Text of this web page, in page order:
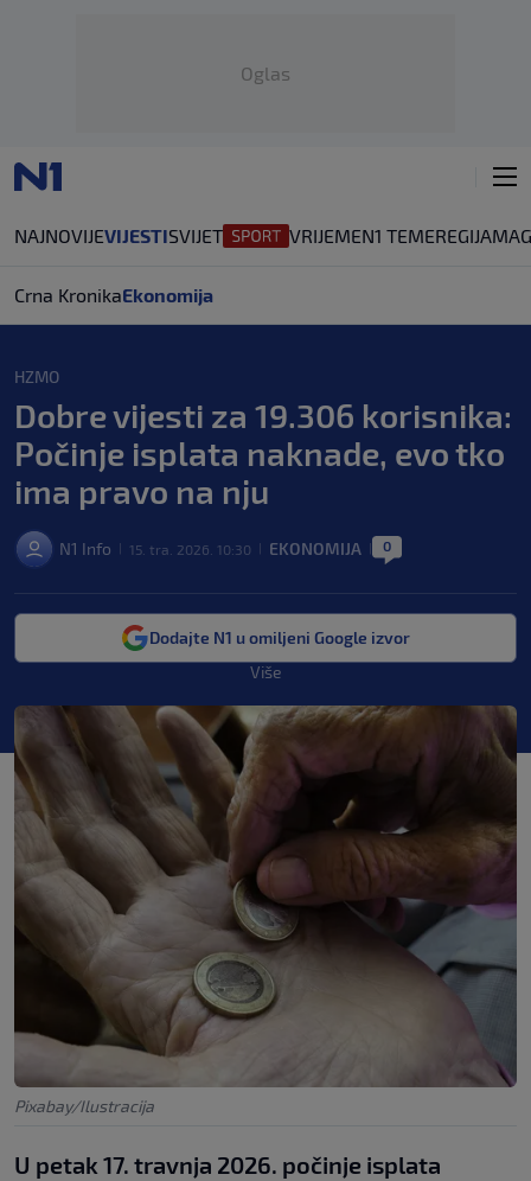
Oglas
NAJNOVIJEVIJESTISVIJET VRIJEMEN1 TEMEREGIJA
Crna KronikaEkonomija
HZMO
Dobre vijesti za 19.306 korisnika:
Počinje isplata naknade, evo tko
ima pravo na nju
N1 Info 15. tra. 2026. 10:30 EKONOMIJA 0
Dodajte N1 u omiljeni Google izvor
Više
Pixabay/Ilustracija
U petak 17. travnja 2026. počinje isplata